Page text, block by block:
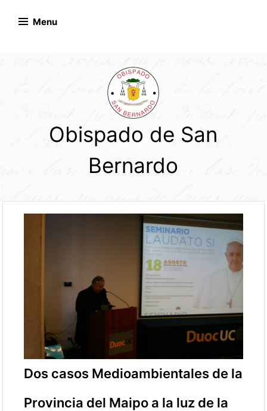
Menu
Obispado de San
Bernardo
Dos casos Medioambientales de la
Provincia del Maipo a la luz de la